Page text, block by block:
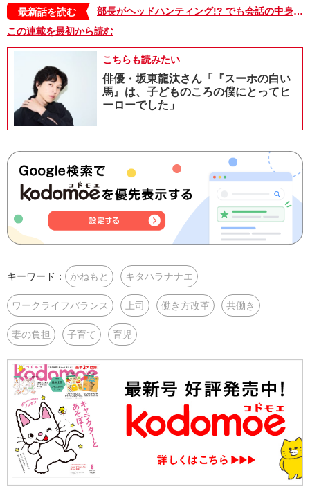
最新話を読む
部長がヘッドハンティング!? でも会話の中身は子どものオペレーション!?【こんな上司と働きたいわけでして！58】
この連載を最初から読む
こちらも読みたい
俳優・坂東龍汰さん「『スーホの白い
馬』は、子どものころの僕にとってヒ
ーローでした」
キーワード： かねもと キタハラナナエ
ワークライフバランス 上司 働き方改革 共働き
妻の負担 子育て 育児